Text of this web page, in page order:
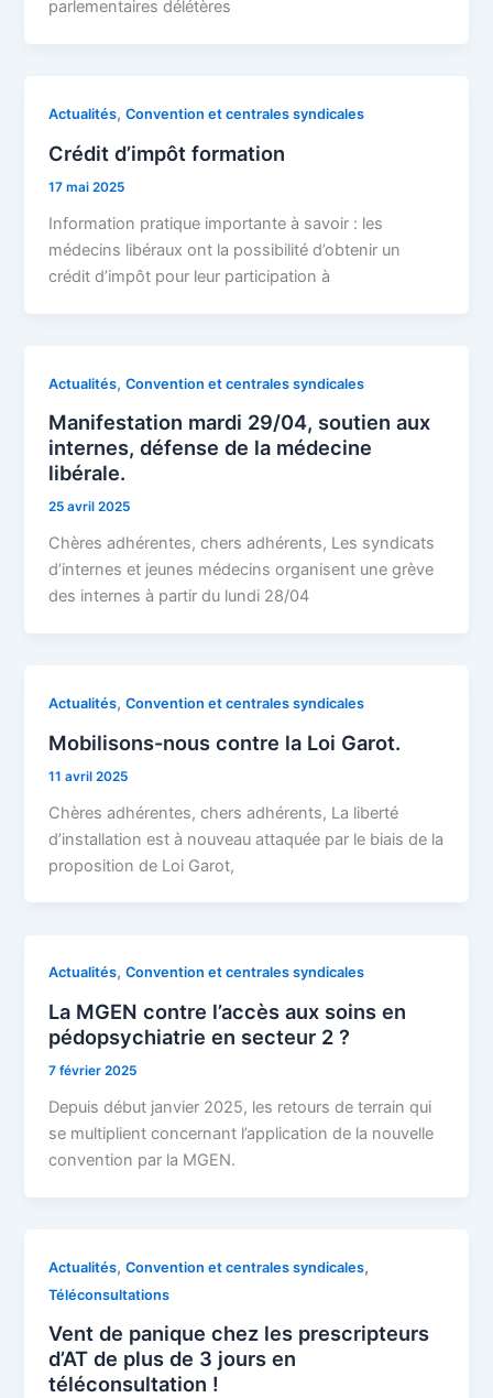
parlementaires délétères
Actualités,Convention et centrales syndicales
Crédit d’impôt formation
17 mai 2025
Information pratique importante à savoir : les
médecins libéraux ont la possibilité d’obtenir un
crédit d’impôt pour leur participation à
Actualités,Convention et centrales syndicales
Manifestation mardi 29/04, soutien aux
internes, défense de la médecine
libérale.
25 avril 2025
Chères adhérentes, chers adhérents, Les syndicats
d’internes et jeunes médecins organisent une grève
des internes à partir du lundi 28/04
Actualités,Convention et centrales syndicales
Mobilisons-nous contre la Loi Garot.
11 avril 2025
Chères adhérentes, chers adhérents, La liberté
d’installation est à nouveau attaquée par le biais de la
proposition de Loi Garot,
Actualités,Convention et centrales syndicales
La MGEN contre l’accès aux soins en
pédopsychiatrie en secteur 2 ?
7 février 2025
Depuis début janvier 2025, les retours de terrain qui
se multiplient concernant l’application de la nouvelle
convention par la MGEN.
Actualités,Convention et centrales syndicales,
Téléconsultations
Vent de panique chez les prescripteurs
d’AT de plus de 3 jours en
téléconsultation !